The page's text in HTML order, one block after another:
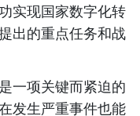
实现国家数字化转
出的重点任务和战
一项关键而紧迫的
发生严重事件也能